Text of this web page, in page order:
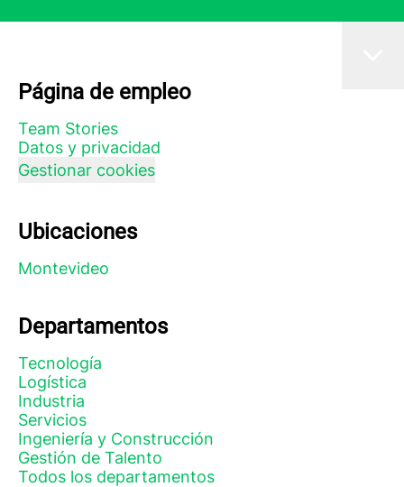
Página de empleo
Team Stories
Datos y privacidad
Gestionar cookies
Ubicaciones
Montevideo
Departamentos
Tecnología
Logística
Industria
Servicios
Ingeniería y Construcción
Gestión de Talento
Todos los departamentos